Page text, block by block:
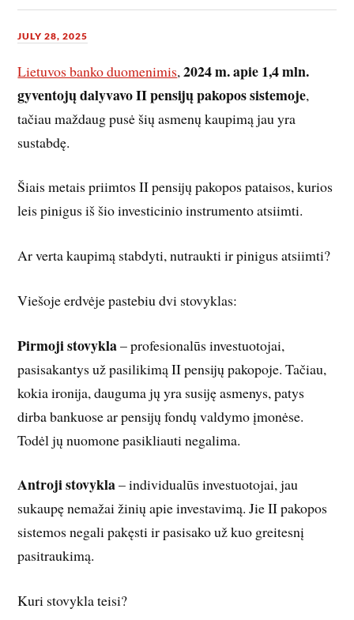
JULY 28, 2025
Lietuvos banko duomenimis,2024 m. apie 1,4 mln.
gyventojų dalyvavo II pensijų pakopos sistemoje,
tačiau maždaug pusė šių asmenų kaupimą jau yra
sustabdę.
Šiais metais priimtos II pensijų pakopos pataisos, kurios
leis pinigus iš šio investicinio instrumento atsiimti.
Ar verta kaupimą stabdyti, nutraukti ir pinigus atsiimti?
Viešoje erdvėje pastebiu dvi stovyklas:
Pirmoji stovykla– profesionalūs investuotojai,
pasisakantys už pasilikimą II pensijų pakopoje. Tačiau,
kokia ironija, dauguma jų yra susiję asmenys, patys
dirba bankuose ar pensijų fondų valdymo įmonėse.
Todėl jų nuomone pasikliauti negalima.
Antroji stovykla– individualūs investuotojai, jau
sukaupę nemažai žinių apie investavimą. Jie II pakopos
sistemos negali pakęsti ir pasisako už kuo greitesnį
pasitraukimą.
Kuri stovykla teisi?